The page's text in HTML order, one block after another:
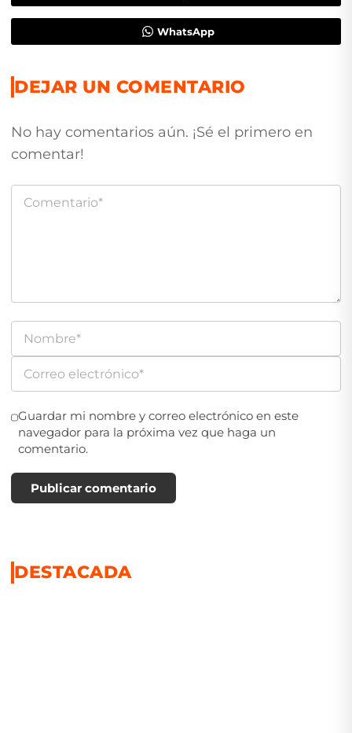
WhatsApp
DEJAR UN COMENTARIO
No hay comentarios aún. ¡Sé el primero en
comentar!
Guardar mi nombre y correo electrónico en este
navegador para la próxima vez que haga un
comentario.
Publicar comentario
DESTACADA